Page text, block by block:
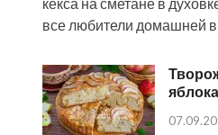
кекса на сметане в
все любители домашней